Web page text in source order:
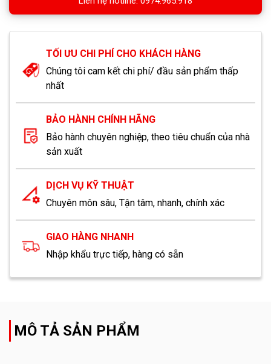
TỐI ƯU CHI PHÍ CHO KHÁCH HÀNG
Chúng tôi cam kết chi phí/ đầu sản phẩm thấp
nhất
BẢO HÀNH CHÍNH HÃNG
Bảo hành chuyên nghiệp, theo tiêu chuẩn của nhà
sản xuất
DỊCH VỤ KỸ THUẬT
Chuyên môn sâu, Tận tâm, nhanh, chính xác
GIAO HÀNG NHANH
Nhập khẩu trực tiếp, hàng có sẵn
MÔ TẢ SẢN PHẨM